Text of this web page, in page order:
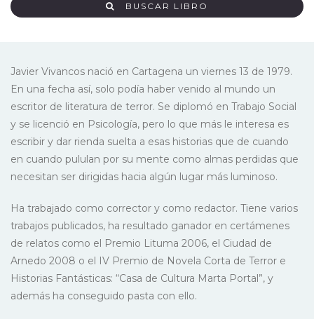
BUSCAR LIBRO
Javier Vivancos nació en Cartagena un viernes 13 de 1979.
En una fecha así, solo podía haber venido al mundo un
escritor de literatura de terror. Se diplomó en Trabajo Social
y se licenció en Psicología, pero lo que más le interesa es
escribir y dar rienda suelta a esas historias que de cuando
en cuando pululan por su mente como almas perdidas que
necesitan ser dirigidas hacia algún lugar más luminoso.
Ha trabajado como corrector y como redactor. Tiene varios
trabajos publicados, ha resultado ganador en certámenes
de relatos como el Premio Lituma 2006, el Ciudad de
Arnedo 2008 o el IV Premio de Novela Corta de Terror e
Historias Fantásticas: “Casa de Cultura Marta Portal”, y
además ha conseguido pasta con ello.